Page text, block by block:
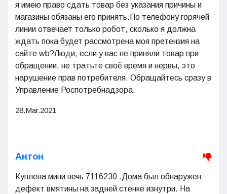
я имею право сдать товар без указания причины и
магазины обязаны его принять.По телефону горячей
линии отвечает только робот, сколько я должна
ждать пока будет рассмотрена моя претензия на
сайте wb?Люди, если у вас не приняли товар при
обращении, не тратьте своё время и нервы, это
нарушение прав потребителя. Обращайтесь сразу в
Управление Роспотребнадзора.
28.Mar.2021
Антон
Куплена мини печь 7116230 .Дома был обнаружен
дефект вмятины на задней стенке изнутри. На